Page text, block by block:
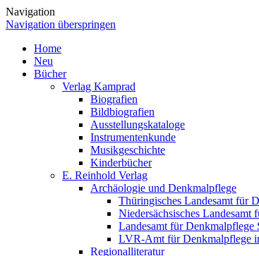
Navigation
Navigation überspringen
Home
Neu
Bücher
Verlag Kamprad
Biografien
Bildbiografien
Ausstellungskataloge
Instrumentenkunde
Musikgeschichte
Kinderbücher
E. Reinhold Verlag
Archäologie und Denkmalpflege
Thüringisches Landesamt für
Niedersächsisches Landesamt
Landesamt für Denkmalpflege
LVR-Amt für Denkmalpflege
Regionalliteratur